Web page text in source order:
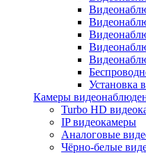
Установка
Камеры
Turbo HD
IP видеокамеры
Аналоговые
Чёрно-белые